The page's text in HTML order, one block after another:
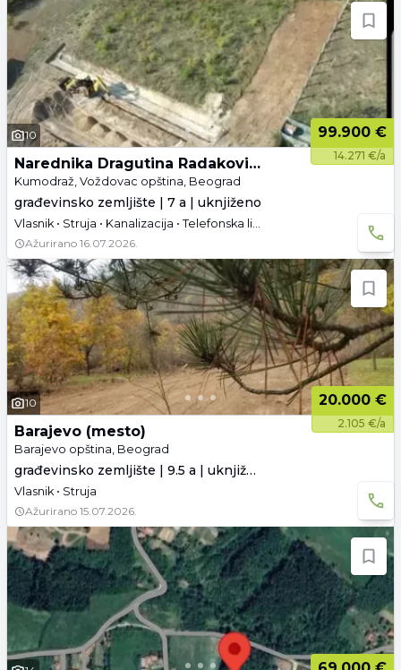
10 99.900 €
14.271 €/a
Narednika Dragutina Radakovića 9
Kumodraž, Voždovac opština, Beograd
građevinsko zemljište | 7 a | uknjiženo
Vlasnik • Struja • Kanalizacija • Telefonska linija • Asfaltni pristup
Ažurirano 16.07.2026.
10 20.000 €
2.105 €/a
Barajevo (mesto)
Barajevo opština, Beograd
građevinsko zemljište | 9.5 a | uknjiženo
Vlasnik • Struja
Ažurirano 15.07.2026.